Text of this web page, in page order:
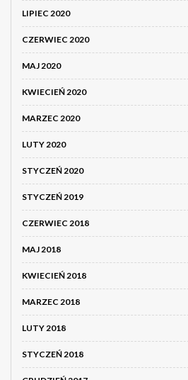
LIPIEC 2020
CZERWIEC 2020
MAJ 2020
KWIECIEŃ 2020
MARZEC 2020
LUTY 2020
STYCZEŃ 2020
STYCZEŃ 2019
CZERWIEC 2018
MAJ 2018
KWIECIEŃ 2018
MARZEC 2018
LUTY 2018
STYCZEŃ 2018